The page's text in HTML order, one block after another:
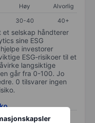
Høy
Alvorlig
30-40 40+
et selskap håndterer
sine ESG
investorer
ESG-risikoer til et
langsiktige
går fra 0-100. Jo
0 tilsvarer ingen